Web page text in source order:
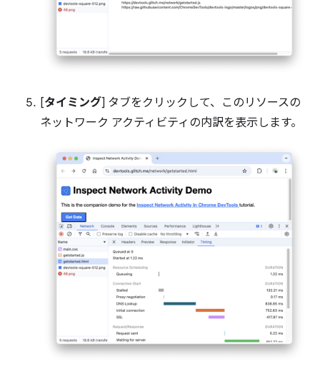
[タイミング] タブをクリックして、このリソースの
ネットワーク アクティビティの内訳を表示します。